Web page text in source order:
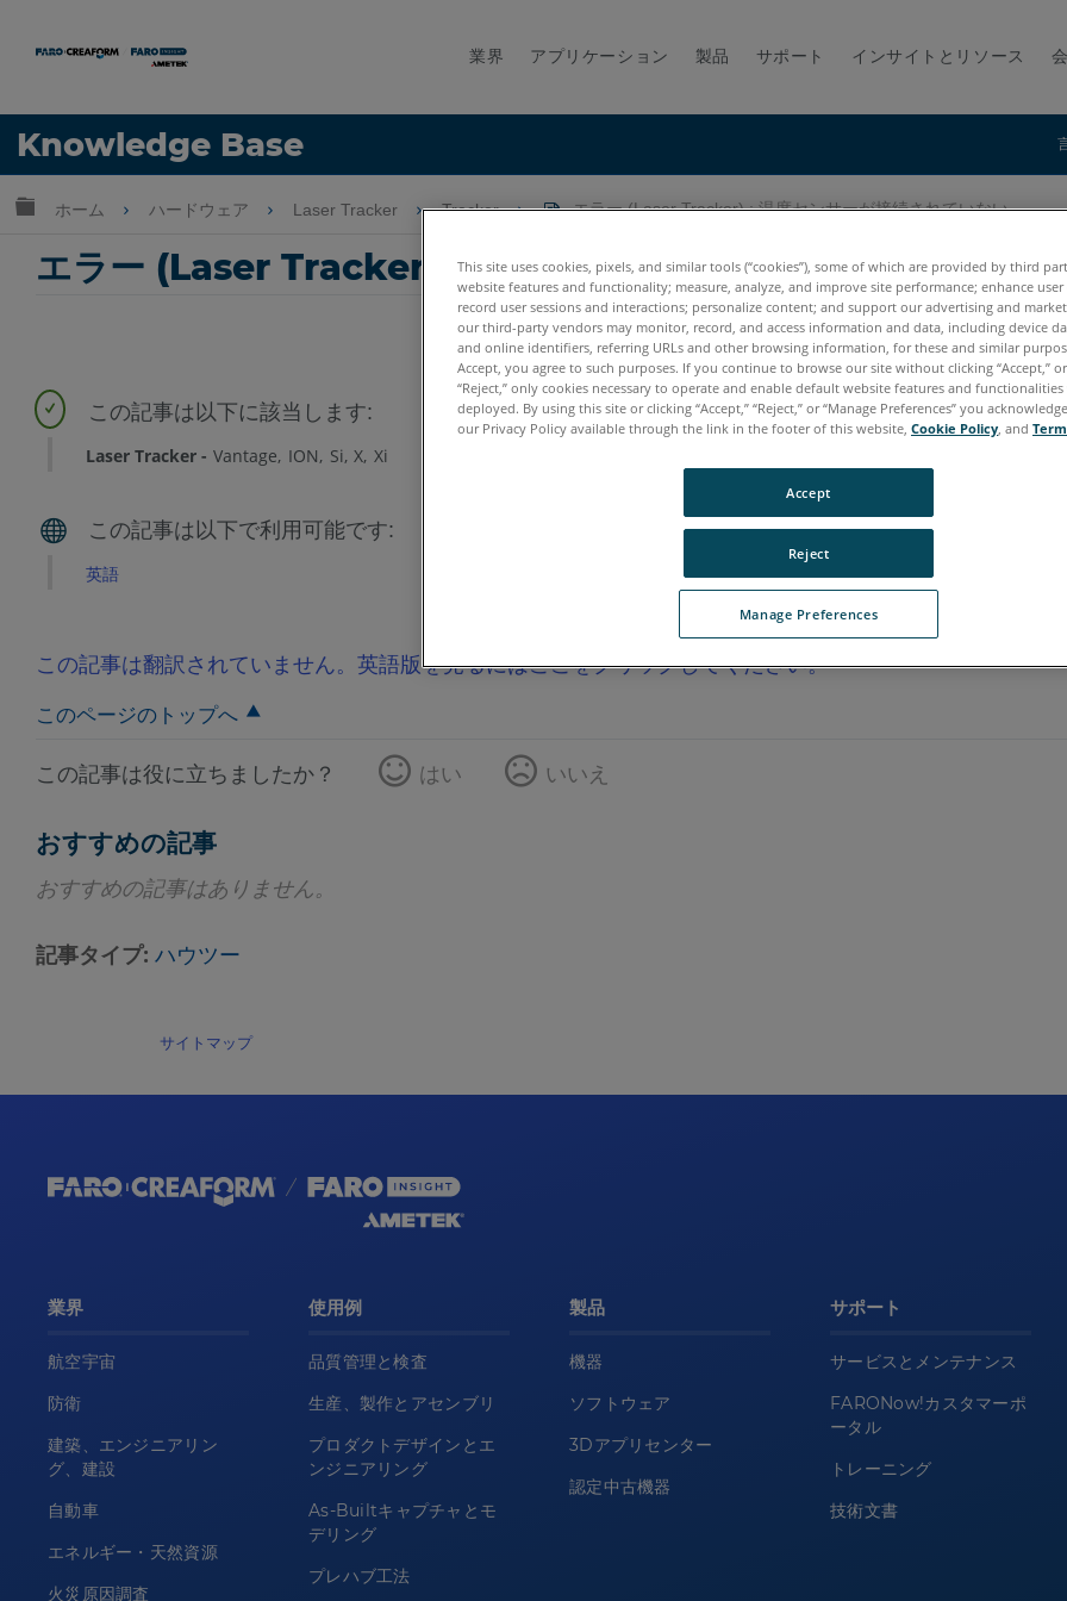
業界 アプリケーション 製品 サポート インサイトとリソース
Knowledge Base
言語
グローバル階層を展開/折りたたむ
ホーム ハードウェア Laser Tracker Tracker エラー (Laser Tracker) : 温度センサーが接続されていない
エラー (Laser Tracker) : 温度センサーが接続されていない
Laser Tracker Vantage ION Si X Xi
英語
この記事は翻訳されていません。英語版を見るにはここをクリックしてください。
このページのトップへ
この記事は役に立ちましたか？ はい いいえ
おすすめの記事
おすすめの記事はありません。
記事タイプ ハウツー
サイトマップ
業界
航空宇宙
防衛
建築、エンジニアリン
グ、建設
自動車
エネルギー・天然資源
火災原因調査
使用例
品質管理と検査
生産、製作とアセンブリ
プロダクトデザインとエ
ンジニアリング
As-Builtキャプチャとモ
デリング
プレハブ工法
製品
機器
ソフトウェア
3Dアプリセンター
認定中古機器
サポート
サービスとメンテナンス
FARONow!カスタマーポ
ータル
トレーニング
技術文書
This site uses cookies, pixels, and similar tools (“cookies”), some of which are provided by third
website features and functionality; measure, analyze, and improve site performance; enhance user
record user sessions and interactions; personalize content; and support our advertising and
our third-party vendors may monitor, record, and access information and data, including device
and online identifiers, referring URLs and other browsing information, for these and similar
Accept, you agree to such purposes. If you continue to browse our site without clicking “Accept,”
“Reject,” only cookies necessary to operate and enable default website features and
deployed. By using this site or clicking “Accept,” “Reject,” or “Manage Preferences” you
our Privacy Policy available through the link in the footer of this website, Cookie Policy, and
Manage Preferences
Reject
Accept